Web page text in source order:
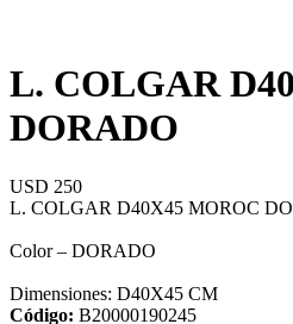
L. COLGAR
DORADO
USD 250
L. COLGAR D40X45 MOROC
Color – DORADO
Dimensiones: D40X45 CM
Código: B20000190245